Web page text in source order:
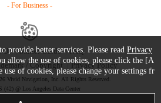
- For Business -
Us Starter Guide
FAQ
/ Copyright Privacy Policy
Vivid Navigation, Inc. All Rights Reserved.
(42) @ Los Angeles Data Center
provide better services. Please read Privacy
allow the use of cookies, please click the [A
of cookies, please change your settings fr